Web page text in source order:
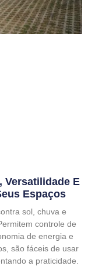
Versatilidade E
Espaços
sol, chuva e
controle de
de energia e
são fáceis de usar
a praticidade.